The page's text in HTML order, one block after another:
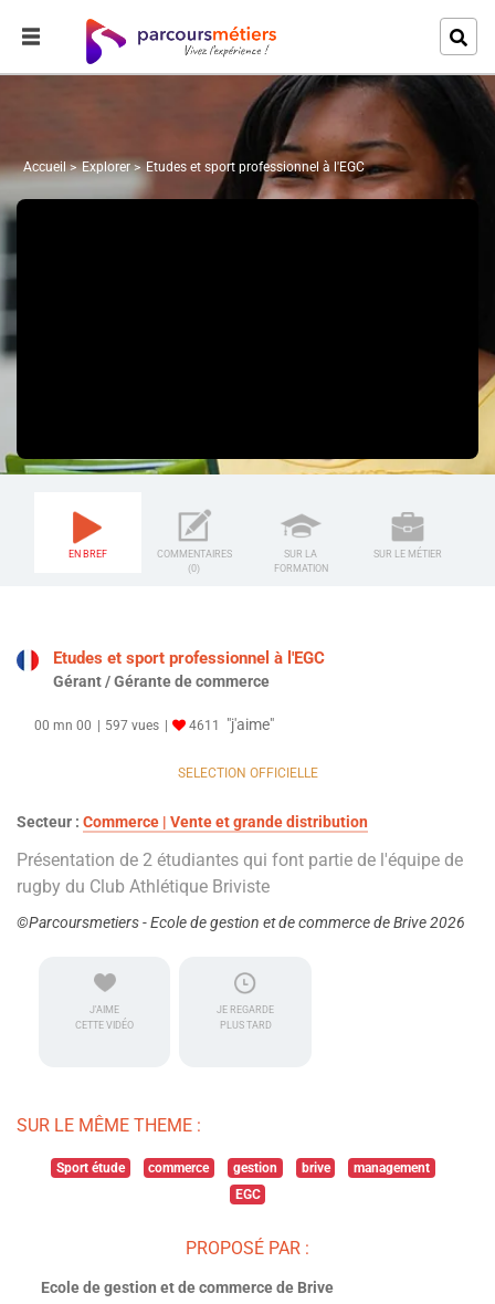
Accueil Explorer Etudes et sport professionnel à l'EGC
EN BREF
COMMENTAIRES
(0)
SUR LA
FORMATION
SUR LE MÉTIER
Etudes et sport professionnel à l'EGC
Gérant / Gérante de commerce
00 mn 00 597 vues 4611 "j'aime"
SELECTION OFFICIELLE
Secteur : Commerce | Vente et grande distribution
Présentation de 2 étudiantes qui font partie de l'équipe de
rugby du Club Athlétique Briviste
©Parcoursmetiers - Ecole de gestion et de commerce de Brive 2026
J'AIME
CETTE VIDÉO
JE REGARDE
PLUS TARD
SUR LE MÊME THEME :
Sport étude commerce gestion brive
management
EGC
PROPOSÉ PAR :
Ecole de gestion et de commerce de Brive